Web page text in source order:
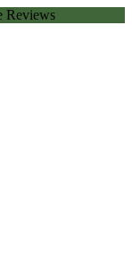
Reviews